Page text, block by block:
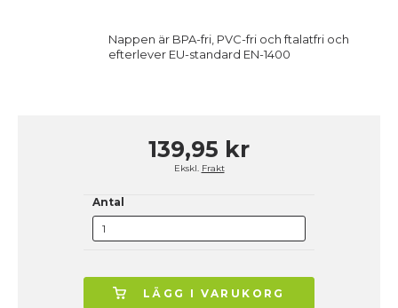
Nappen är BPA-fri, PVC-fri och ftalatfri och
efterlever EU-standard EN-1400
139,95 kr
Ekskl. Frakt
Antal
LÄGG I VARUKORG